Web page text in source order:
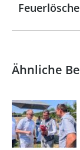
Ähnliche